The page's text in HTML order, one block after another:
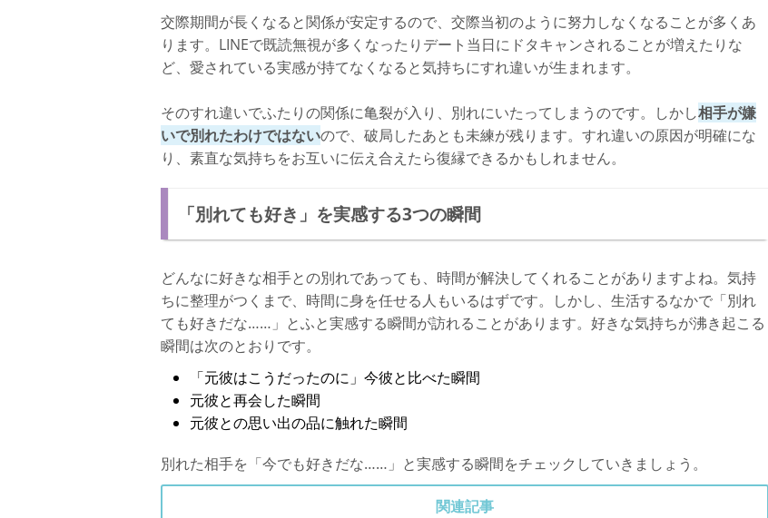
交際期間が長くなると関係が安定するので、交際当初のように努力しなくなることが多くあ
ります。LINEで既読無視が多くなったりデート当日にドタキャンされることが増えたりな
ど、愛されている実感が持てなくなると気持ちにすれ違いが生まれます。
そのすれ違いでふたりの関係に亀裂が入り、別れにいたってしまうのです。しかし相手が嫌
いで別れたわけではないので、破局したあとも未練が残ります。すれ違いの原因が明確にな
り、素直な気持ちをお互いに伝え合えたら復縁できるかもしれません。
「別れても好き」を実感する3つの瞬間
どんなに好きな相手との別れであっても、時間が解決してくれることがありますよね。気持
ちに整理がつくまで、時間に身を任せる人もいるはずです。しかし、生活するなかで「別れ
ても好きだな……」とふと実感する瞬間が訪れることがあります。好きな気持ちが沸き起こる
瞬間は次のとおりです。
「元彼はこうだったのに」今彼と比べた瞬間
元彼と再会した瞬間
元彼との思い出の品に触れた瞬間
別れた相手を「今でも好きだな……」と実感する瞬間をチェックしていきましょう。
関連記事